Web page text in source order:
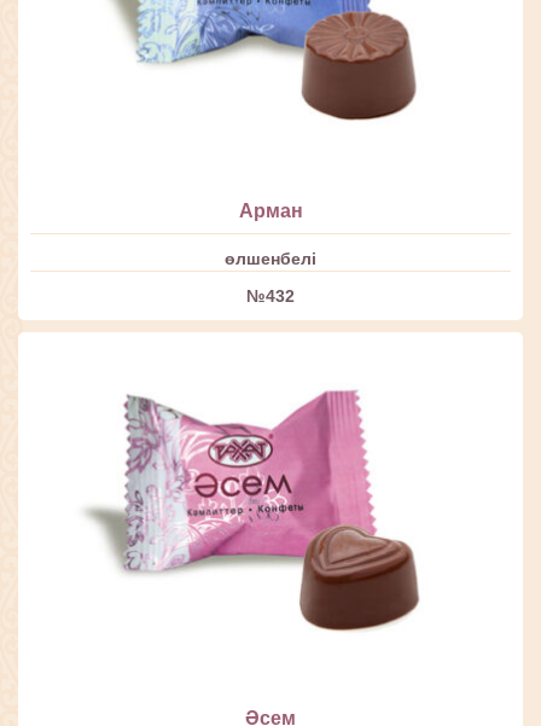
Арман
өлшенбелі
№432
Әсем